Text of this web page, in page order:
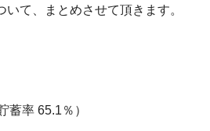
て、まとめさせて頂きます。
蓄率 65.1％）